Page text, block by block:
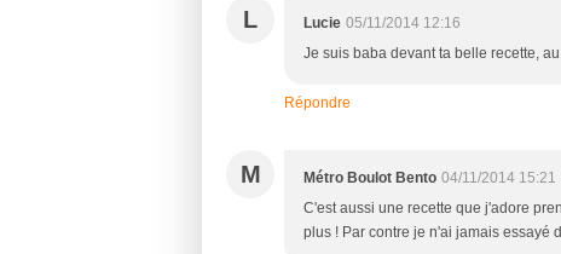
L Lucie 05/11/2014 12:16
Je suis baba devant ta belle recette,
Répondre
M Métro Boulot Bento 04/11/2014 15:21
C'est aussi une recette que j'adore
plus ! Par contre je n'ai jamais essayé